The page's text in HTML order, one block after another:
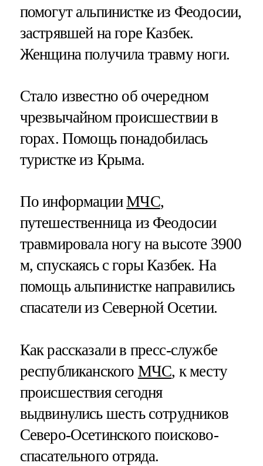
помогут альпинистке из Феодосии,
застрявшей на горе Казбек.
Женщина получила травму ноги.
Стало известно об очередном
чрезвычайном происшествии в
горах. Помощь понадобилась
туристке из Крыма.
По информацииМЧС,
путешественница из Феодосии
травмировала ногу на высоте 3900
м, спускаясь с горы Казбек. На
помощь альпинистке направились
спасатели из Северной Осетии.
Как рассказали в пресс-службе
республиканского МЧС, к месту
происшествия сегодня
выдвинулись шесть сотрудников
Северо-Осетинского поисково-
спасательного отряда.